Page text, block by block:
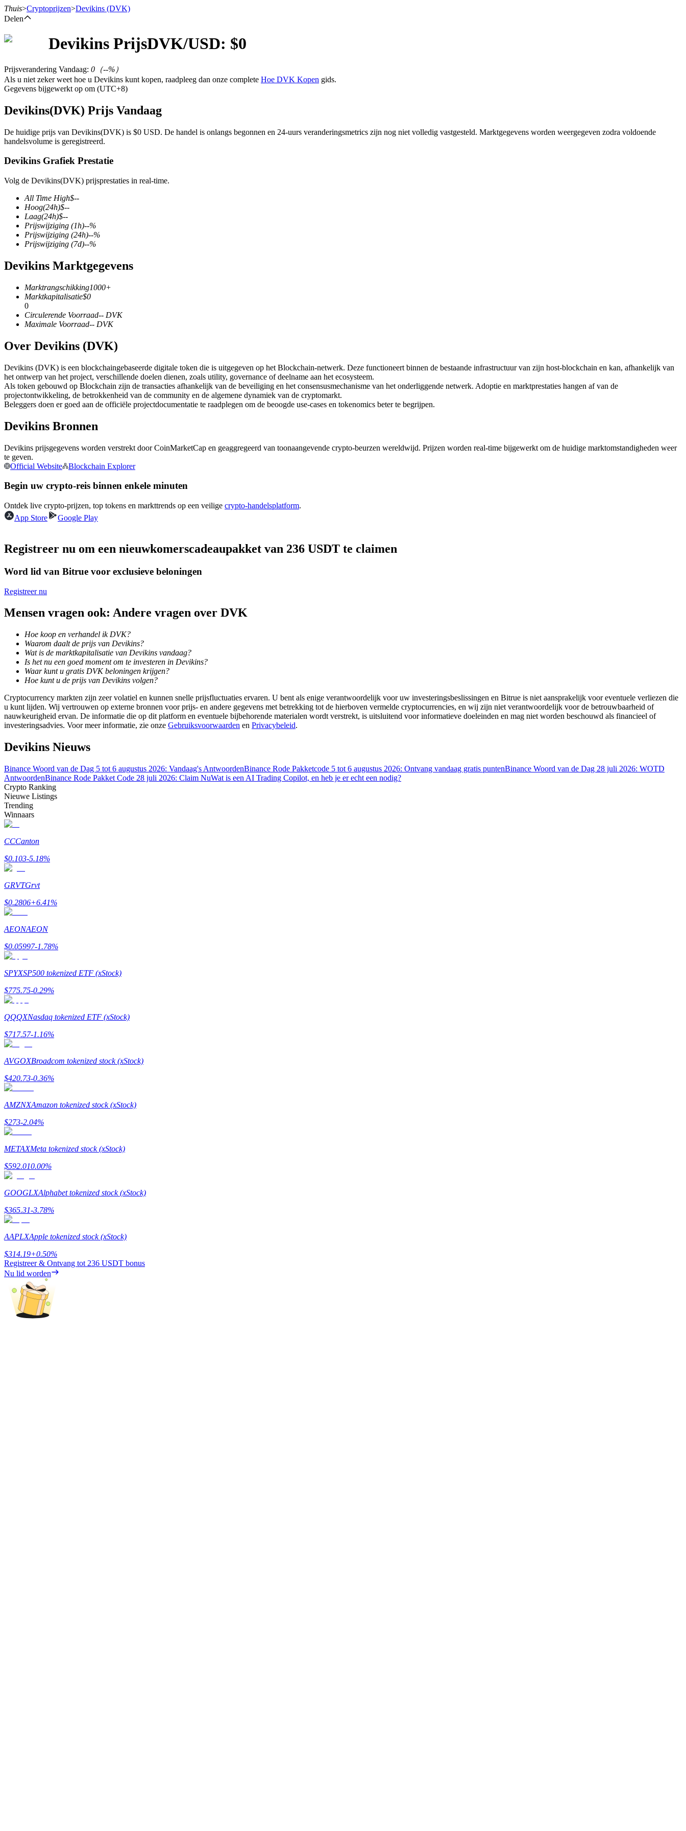
Termijncontracten
Cryptocurrency-futures
TradFi
Derivaten voor aandelen, forex, edelmetalen en grondstoffen
USDC-futures
Futures met USDC als onderpand
Kopiëren Handel
Sluit je aan bij top traders
Word een Copy Trader
Geniet van winstdeling en copy trading commissies
Informatie
Handelsstrategieën
Leer hoe u winstgevend kunt blijven
Verdienen
Macht varkentje
Verdien dagelijks competitieve beloningen
Thuis>Cryptoprijzen>Devikins (DVK)
Delen
Devikins PrijsDVK/USD: $0
Prijsverandering Vandaag: 0 （--%）
Als u niet zeker weet hoe u Devikins kunt kopen, raadpleeg dan onze complete Hoe DVK Kopen gids.
Gegevens bijgewerkt op om (UTC+8)
Devikins(DVK) Prijs Vandaag
De huidige prijs van Devikins(DVK) is $0 USD. De handel is onlangs begonnen en 24-uurs veranderingsmetrics zijn nog niet volledig vastgesteld. Marktgegevens worden weergegeven zodra voldoende
handelsvolume is geregistreerd.
Devikins Grafiek Prestatie
Volg de Devikins(DVK) prijsprestaties in real-time.
All Time High$--
Hoog(24h)$--
Laag(24h)$--
Prijswijziging (1h)--%
Prijswijziging (24h)--%
Prijswijziging (7d)--%
Devikins Marktgegevens
Marktrangschikking1000+
Marktkapitalisatie$0
0
Circulerende Voorraad-- DVK
Maximale Voorraad-- DVK
Over Devikins (DVK)
Devikins (DVK) is een blockchaingebaseerde digitale token die is uitgegeven op het Blockchain-netwerk. Deze functioneert binnen de bestaande infrastructuur van zijn host-blockchain en kan, afhankelijk van
het ontwerp van het project, verschillende doelen dienen, zoals utility, governance of deelname aan het ecosysteem.
Als token gebouwd op Blockchain zijn de transacties afhankelijk van de beveiliging en het consensusmechanisme van het onderliggende netwerk. Adoptie en marktprestaties hangen af van de
projectontwikkeling, de betrokkenheid van de community en de algemene dynamiek van de cryptomarkt.
Beleggers doen er goed aan de officiële projectdocumentatie te raadplegen om de beoogde use-cases en tokenomics beter te begrijpen.
Devikins Bronnen
Devikins prijsgegevens worden verstrekt door CoinMarketCap en geaggregeerd van toonaangevende crypto-beurzen wereldwijd. Prijzen worden real-time bijgewerkt om de huidige marktomstandigheden weer
te geven.
Official Website
Blockchain Explorer
Begin uw crypto-reis binnen enkele minuten
Ontdek live crypto-prijzen, top tokens en markttrends op een veilige crypto-handelsplatform.
App Store
Google Play
Registreer nu om een nieuwkomerscadeaupakket van 236 USDT te claimen
Word lid van Bitrue voor exclusieve beloningen
Registreer nu
Mensen vragen ook: Andere vragen over DVK
Hoe koop en verhandel ik DVK?
Waarom daalt de prijs van Devikins?
Wat is de marktkapitalisatie van Devikins vandaag?
Is het nu een goed moment om te investeren in Devikins?
Waar kunt u gratis DVK beloningen krijgen?
Hoe kunt u de prijs van Devikins volgen?
Cryptocurrency markten zijn zeer volatiel en kunnen snelle prijsfluctuaties ervaren. U bent als enige verantwoordelijk voor uw investeringsbeslissingen en Bitrue is niet aansprakelijk voor eventuele verliezen die
u kunt lijden. Wij vertrouwen op externe bronnen voor prijs- en andere gegevens met betrekking tot de hierboven vermelde cryptocurrencies, en wij zijn niet verantwoordelijk voor de betrouwbaarheid of
nauwkeurigheid ervan. De informatie die op dit platform en eventuele bijbehorende materialen wordt verstrekt, is uitsluitend voor informatieve doeleinden en mag niet worden beschouwd als financieel of
investeringsadvies. Voor meer informatie, zie onze Gebruiksvoorwaarden en Privacybeleid.
Devikins Nieuws
Binance Woord van de Dag 5 tot 6 augustus 2026: Vandaag's AntwoordenBinance Rode Pakketcode 5 tot 6 augustus 2026: Ontvang vandaag gratis puntenBinance Woord van de Dag 28 juli 2026: WOTD
AntwoordenBinance Rode Pakket Code 28 juli 2026: Claim NuWat is een AI Trading Copilot, en heb je er echt een nodig?
Crypto Ranking
Nieuwe Listings
Trending
Winnaars
CCCanton
$0.103-5.18%
GRVTGrvt
$0.2806+6.41%
AEONAEON
$0.05997-1.78%
SPYXSP500 tokenized ETF (xStock)
$775.75-0.29%
QQQXNasdaq tokenized ETF (xStock)
$717.57-1.16%
AVGOXBroadcom tokenized stock (xStock)
$420.73-0.36%
AMZNXAmazon tokenized stock (xStock)
$273-2.04%
METAXMeta tokenized stock (xStock)
$592.010.00%
GOOGLXAlphabet tokenized stock (xStock)
$365.31-3.78%
AAPLXApple tokenized stock (xStock)
$314.19+0.50%
Registreer & Ontvang tot 236 USDT bonus
Nu lid worden